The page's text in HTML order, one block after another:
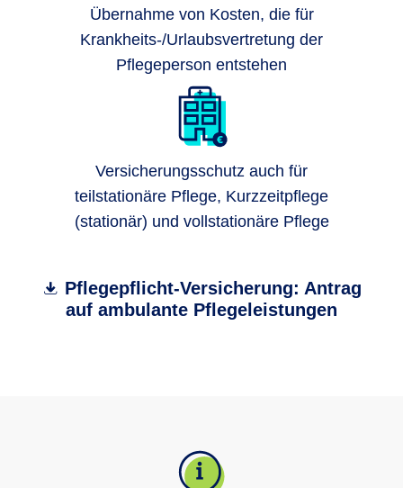
Übernahme von Kosten, die für
Krankheits-/Urlaubsvertretung der
Pflegeperson entstehen
Versicherungsschutz auch für
teilstationäre Pflege, Kurzzeitpflege
(stationär) und vollstationäre Pflege
Pflegepflicht-Versicherung: Antrag
auf ambulante Pflegeleistungen